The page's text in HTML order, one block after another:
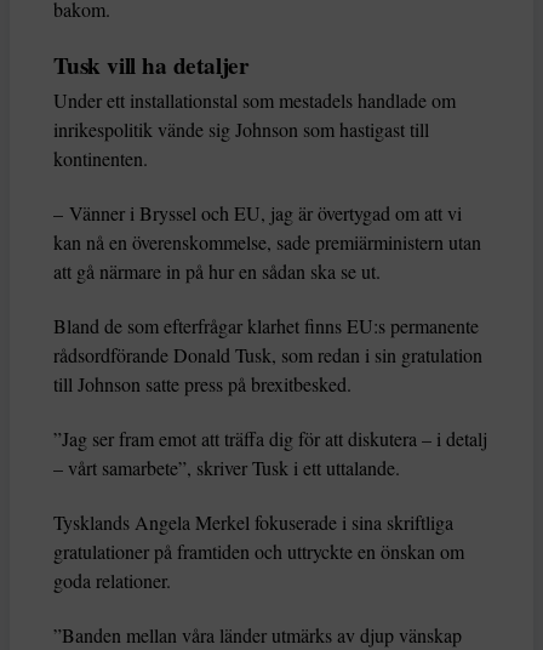
bakom.
Tusk vill ha detaljer
Under ett installationstal som mestadels handlade om
inrikespolitik vände sig Johnson som hastigast till
kontinenten.
– Vänner i Bryssel och EU, jag är övertygad om att vi
kan nå en överenskommelse, sade premiärministern utan
att gå närmare in på hur en sådan ska se ut.
Bland de som efterfrågar klarhet finns EU:s permanente
rådsordförande Donald Tusk, som redan i sin gratulation
till Johnson satte press på brexitbesked.
”Jag ser fram emot att träffa dig för att diskutera – i detalj
– vårt samarbete”, skriver Tusk i ett uttalande.
Tysklands Angela Merkel fokuserade i sina skriftliga
gratulationer på framtiden och uttryckte en önskan om
goda relationer.
”Banden mellan våra länder utmärks av djup vänskap